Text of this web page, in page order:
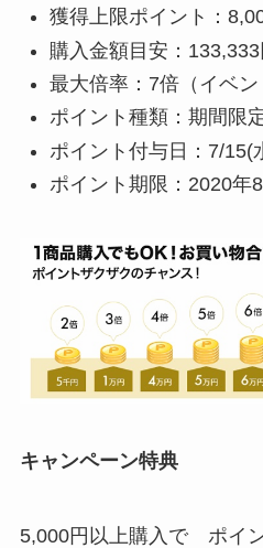
獲得上限ポイント：
購入金額目安：133,333
最大倍率：7倍（イベン
ポイント種類：期間限
ポイント付与日：7/15(
ポイント期限：2020年
キャンペーン特典
5,000円以上購入で ポイ